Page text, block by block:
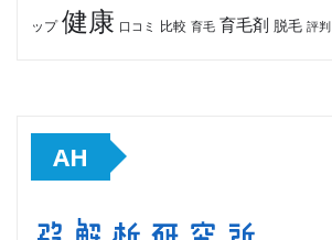
ップ 健康 口コミ 比較 育毛 育毛剤 脱毛 評判
AH